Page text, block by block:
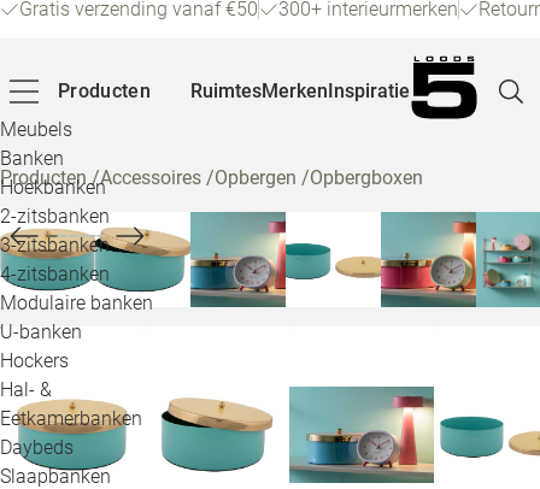
Gratis verzending vanaf €50 300+ interieurmerken
Producten
Meubels
Banken
Hoekbanken
2-zitsbanken
3-zitsbanken
4-zitsbanken
Modulaire banken
U-banken
Hockers
Hal- &
Eetkamerbanken
Daybeds
Slaapbanken
RuimtesMerkenInspiratie
Producten/Accessoires /Opbergen /Opbergboxen